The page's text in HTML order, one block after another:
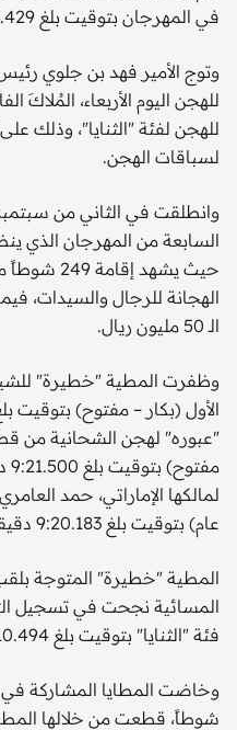
في المهرجان بتوقيت بلغ 9:23.429 دقيقة.
وتوج الأمير فهد بن جلوي
للهجن اليوم الأربعاء،
للهجن لفئة "الثنايا"، وذلك
لسباقات الهجن.
وانطلقت في الثاني من
السابعة من المهرجان الذي
الهجانة للرجال والسيدات،
الـ 50 مليون ريال.
وظفرت المطية "خطيرة"
"عبوره" لهجن الشحانية من
لمالكها الإماراتي، حمد
عام) بتوقيت بلغ 9:20.183 دقيقة.
المطية "خطيرة" المتوجة
المسائية نجحت في تسجيل
فئة "الثنايا" بتوقيت بلغ 9:10.494 دقيقة.